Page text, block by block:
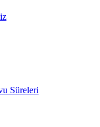
Süreleri